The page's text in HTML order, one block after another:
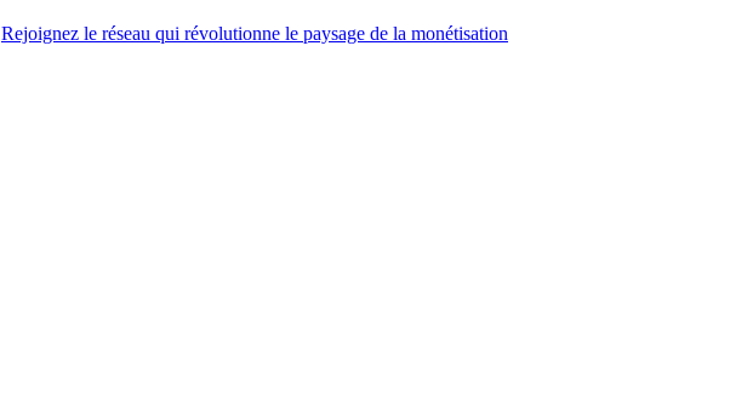
Rejoignez le réseau qui révolutionne le paysage de la monétisation